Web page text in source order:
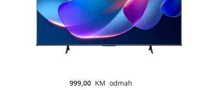
999,00 KM odmah